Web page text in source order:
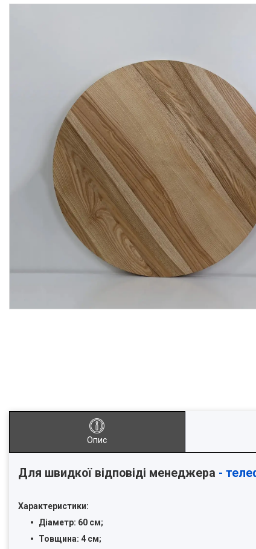
Опис
Для швидкої відповіді менеджера -
Характеристики:
Діаметр: 60 см;
Товщина: 4 см;